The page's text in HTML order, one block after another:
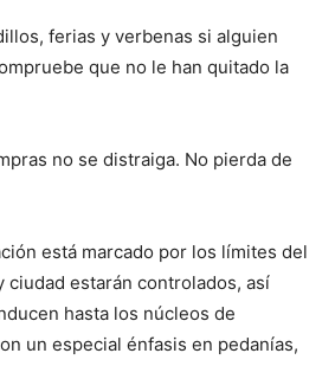
ferias y verbenas si alguien
que no le han quitado la
no se distraiga. No pierda de
está marcado por los límites del
ciudad estarán controlados, así
hasta los núcleos de
un especial énfasis en pedanías,